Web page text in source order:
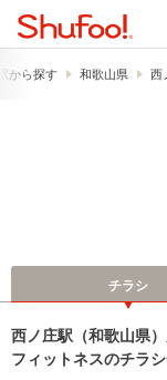
から探す 和歌山県 西
チラシ
西ノ庄駅（和歌山県
フィットネスのチラ